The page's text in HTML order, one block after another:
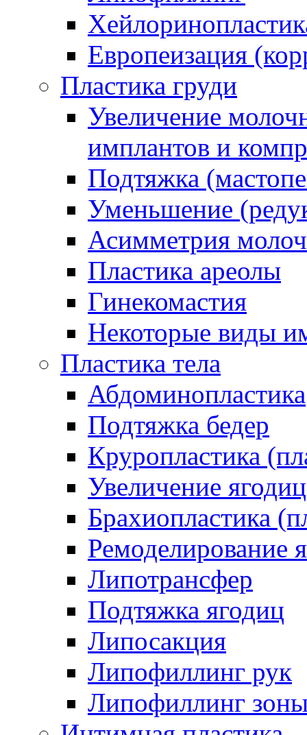
Европеизация
Пластика груди
Увеличение
имплантов и
Подтяжка
Уменьшение
Асимметрия
Пластика ареолы
Гинекомастия
Некоторые виды
Пластика тела
Абдоминопластика
Подтяжка бедер
Круропластика
Увеличение
Брахиопластика
Ремоделирование
Липотрансфер
Подтяжка ягодиц
Липосакция
Липофиллинг рук
Липофиллинг зоны